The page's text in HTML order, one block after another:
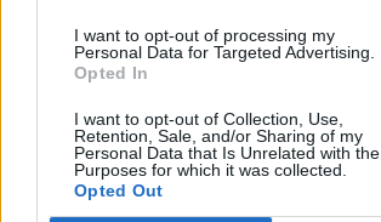
I want to opt-out of processing my
Personal Data for Targeted Advertising.
Opted In
I want to opt-out of Collection, Use,
Retention, Sale, and/or Sharing of my
Personal Data that Is Unrelated with the
Purposes for which it was collected.
Opted Out